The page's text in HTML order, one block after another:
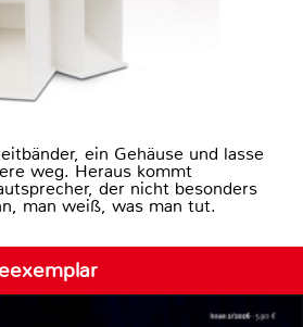
ein Gehäuse und lasse
weg. Heraus kommt
der nicht besonders
man weiß, was man tut.